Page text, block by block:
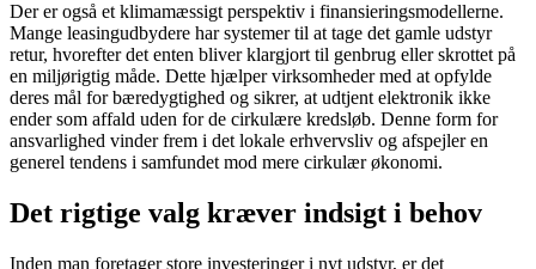
Der er også et klimamæssigt perspektiv i finansieringsmodellerne.
Mange leasingudbydere har systemer til at tage det gamle udstyr
retur, hvorefter det enten bliver klargjort til genbrug eller skrottet på
en miljørigtig måde. Dette hjælper virksomheder med at opfylde
deres mål for bæredygtighed og sikrer, at udtjent elektronik ikke
ender som affald uden for de cirkulære kredsløb. Denne form for
ansvarlighed vinder frem i det lokale erhvervsliv og afspejler en
generel tendens i samfundet mod mere cirkulær økonomi.
Det rigtige valg kræver indsigt i behov
Inden man foretager store investeringer i nyt udstyr, er det